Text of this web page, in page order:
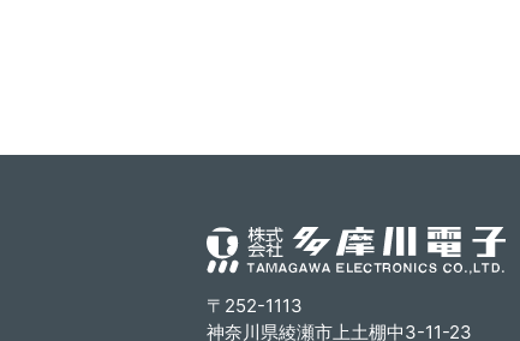
〒252-1113
神奈川県綾瀬市上土棚中3-11-23